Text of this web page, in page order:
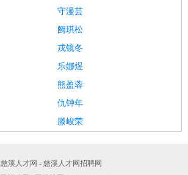
守漫芸
阙琪松
戎镜冬
乐娜煜
熊盈蓉
仇钟年
滕峻荣
慈溪人才网 - 慈溪人才网招聘网